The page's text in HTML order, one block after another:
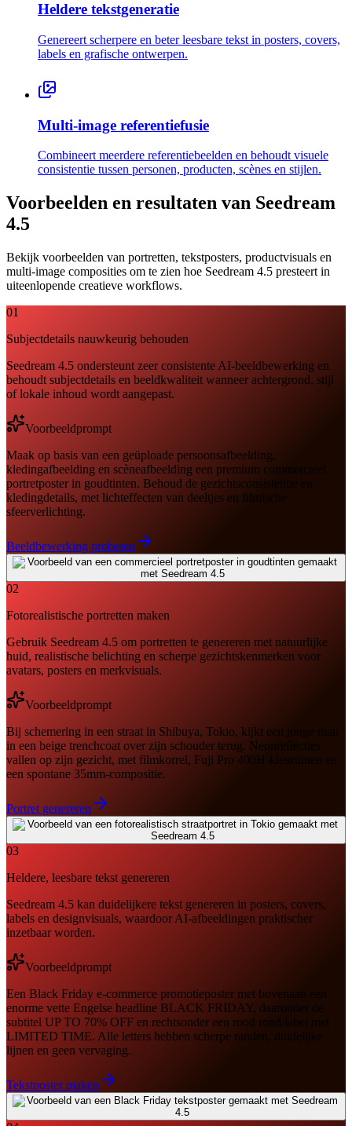
Heldere tekstgeneratie
Genereert scherpere en beter leesbare tekst in posters, covers,
labels en grafische ontwerpen.
Multi-image referentiefusie
Combineert meerdere referentiebeelden en behoudt visuele
consistentie tussen personen, producten, scènes en stijlen.
Voorbeelden en resultaten van Seedream
4.5
Bekijk voorbeelden van portretten, tekstposters, productvisuals en
multi-image composities om te zien hoe Seedream 4.5 presteert in
uiteenlopende creatieve workflows.
01
Subjectdetails nauwkeurig behouden
Seedream 4.5 ondersteunt zeer consistente AI-beeldbewerking en
behoudt subjectdetails en beeldkwaliteit wanneer achtergrond, stijl
of lokale inhoud wordt aangepast.
Voorbeeldprompt
Maak op basis van een geüploade persoonsafbeelding,
kledingafbeelding en scèneafbeelding een premium commercieel
portretposter in goudtinten. Behoud de gezichtsconsistentie en
kledingdetails, met lichteffecten van deeltjes en filmische
sfeerverlichting.
Beeldbewerking proberen
02
Fotorealistische portretten maken
Gebruik Seedream 4.5 om portretten te genereren met natuurlijke
huid, realistische belichting en scherpe gezichtskenmerken voor
avatars, posters en merkvisuals.
Voorbeeldprompt
Bij schemering in een straat in Shibuya, Tokio, kijkt een jonge man
in een beige trenchcoat over zijn schouder terug. Neonreflecties
vallen op zijn gezicht, met filmkorrel, Fuji Pro 400H-kleurtinten en
een spontane 35mm-compositie.
Portret genereren
03
Heldere, leesbare tekst genereren
Seedream 4.5 kan duidelijkere tekst genereren in posters, covers,
labels en designvisuals, waardoor AI-afbeeldingen praktischer
inzetbaar worden.
Voorbeeldprompt
Een Black Friday e-commerce promotieposter met bovenaan een
enorme vette Engelse headline BLACK FRIDAY, daaronder de
subtitel UP TO 70% OFF en rechtsonder een rood rond label met
LIMITED TIME. Alle letters hebben scherpe randen, duidelijke
lijnen en geen vervaging.
Tekstposter maken